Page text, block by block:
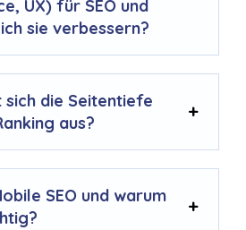
UX) für SEO und
sie verbessern?
sich die Seitentiefe
aus?
SEO und warum